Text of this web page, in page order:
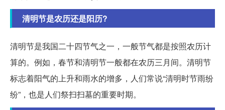
清明节是农历还是阳历?
清明节是我国二十四节气之一，一般节气都是按照农历计
算的。例如，春节和清明节一般都在农历三月间。清明节
标志着阳气的上升和雨水的增多，人们常说“清明时节雨纷
纷”，也是人们祭扫扫墓的重要时期。